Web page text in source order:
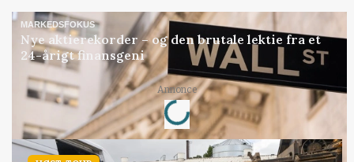
MARKEDSFOKUS
Nye aktierekorder – og den brutale lektie fra et
24-årigt finansgeni
Annonce
Loading...